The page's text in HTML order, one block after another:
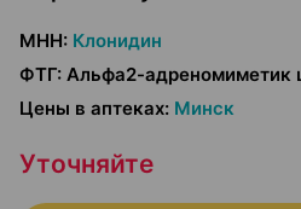
МНН: Клонидин
ФТГ: Альфа2-адреномиметик
Цены в аптеках: Минск
Уточняйте